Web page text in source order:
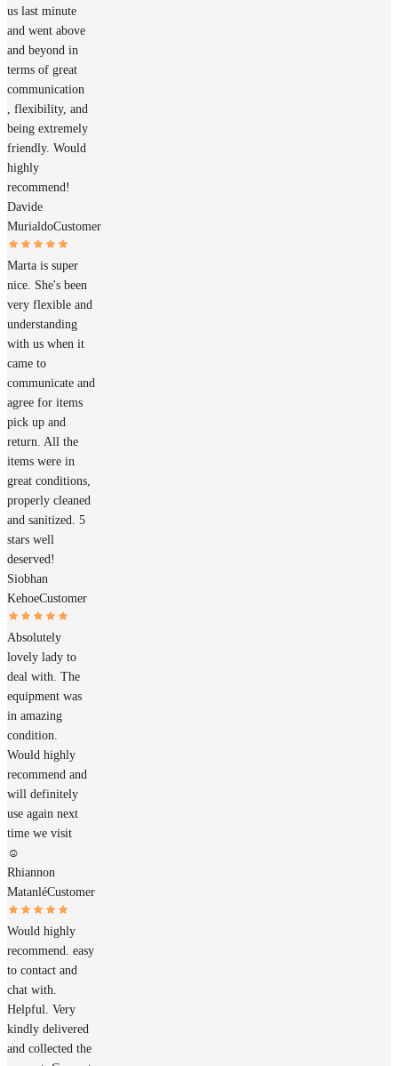
us last minute
and went above
and beyond in
terms of great
communication
, flexibility, and
being extremely
friendly. Would
highly
recommend!
Davide
MurialdoCustomer
Marta is super
nice. She's been
very flexible and
understanding
with us when it
came to
communicate and
agree for items
pick up and
return. All the
items were in
great conditions,
properly cleaned
and sanitized. 5
stars well
deserved!
Siobhan
KehoeCustomer
Absolutely
lovely lady to
deal with. The
equipment was
in amazing
condition.
Would highly
recommend and
will definitely
use again next
time we visit
☺️
Rhiannon
MatanléCustomer
Would highly
recommend. easy
to contact and
chat with.
Helpful. Very
kindly delivered
and collected the